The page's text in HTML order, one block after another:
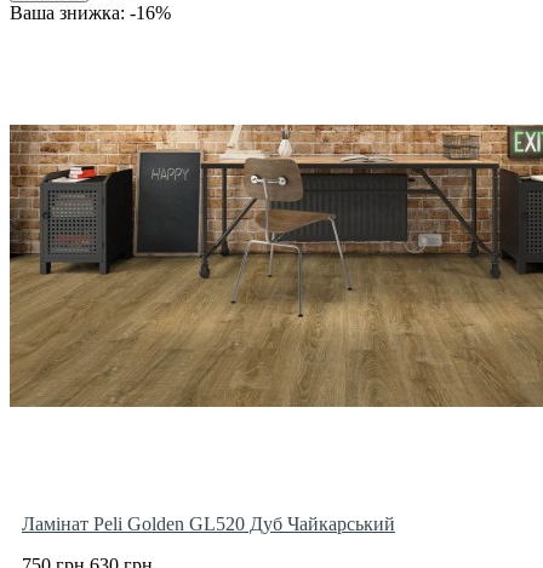
Ваша знижка: -16%
Ламінат Peli Golden GL520 Дуб Чайкарський